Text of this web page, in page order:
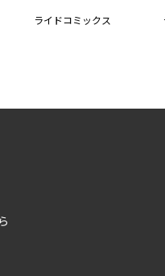
ライドコミックス